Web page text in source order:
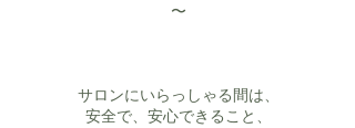
〜
サロンにいらっしゃる間は、
安全で、安心できること、